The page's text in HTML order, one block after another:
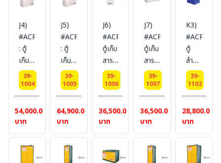
170L
door
(manual)
Certification(FM/CE)
Ext
dimension(HxWxD/cm)
180x90x45
รวม
สายดิน)
170L
door
(manual)
Certification(FM/CE)
Ext
dimension(HxWxD/cm)
180x90x45
รวม
สายดิน)
1
door
Certification(CE)
Ext
dimension(HxWxD/cm)
59x46x43
(Kgs.)
17.6
(ไม่
รวม
สายดิน)
12
1
door
Certification(CE)
Ext
dimension(HxWxD/cm)
89x59x46
(Kgs.)
34
(ไม่
รวม
สายดิน)
30
2
door
Ext
(Kgs.)
55
(ไม่
รวม
สายดิน)
J4)
#ACP810048
: ตู้
เก็บ
สาร
กัดกร่อน
Corrosive
Substance
Storage
Cabinets
Volume
Gal
39-
1004
54,000.00
บาท
J5)
#ACP810048T
: ตู้
เก็บ
สาร
กัดกร่อน
Corrosive
Substance
Storage
Cabinets
Volume
Gal
39-
1005
64,900.00
บาท
J6)
#ACP810022
ตู้เก็บ
สาร
กัดกร่อน
:
Corrosive
Substance
Storage
Cabinets
22
39-
1006
36,500.00
บาท
J7)
#ACP810024
ตู้เก็บ
สาร
กัดกร่อน
:
Corrosive
Substance
Storage
Cabinets
Volume
24
39-
1007
36,500.00
บาท
K3)
ตู้
สำหรับ
สาร
เคมี
ชนิด
พลาสติก
:
Corrosive
Cabine
39-
1103
28,800.00
บาท